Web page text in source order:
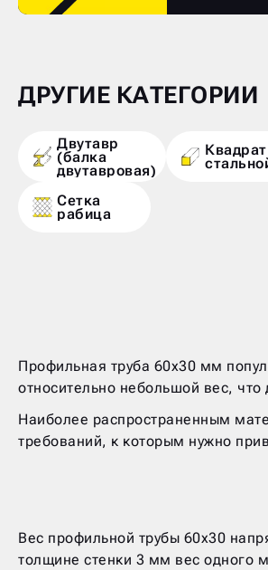
ДРУГИЕ КАТЕГОРИИ
Двутавр
(балка
двутавровая)
Квадрат
Сетка
рабица
Профильная труба 60х30 мм
относительно небольшой вес, что
Наиболее распространенным
требований, к которым нужно
Вес профильной трубы 60х30
толщине стенки 3 мм вес одного